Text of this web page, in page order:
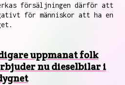
försäljningen därför att
för människor att ha en
uppmanat folk
nu dieselbilar i